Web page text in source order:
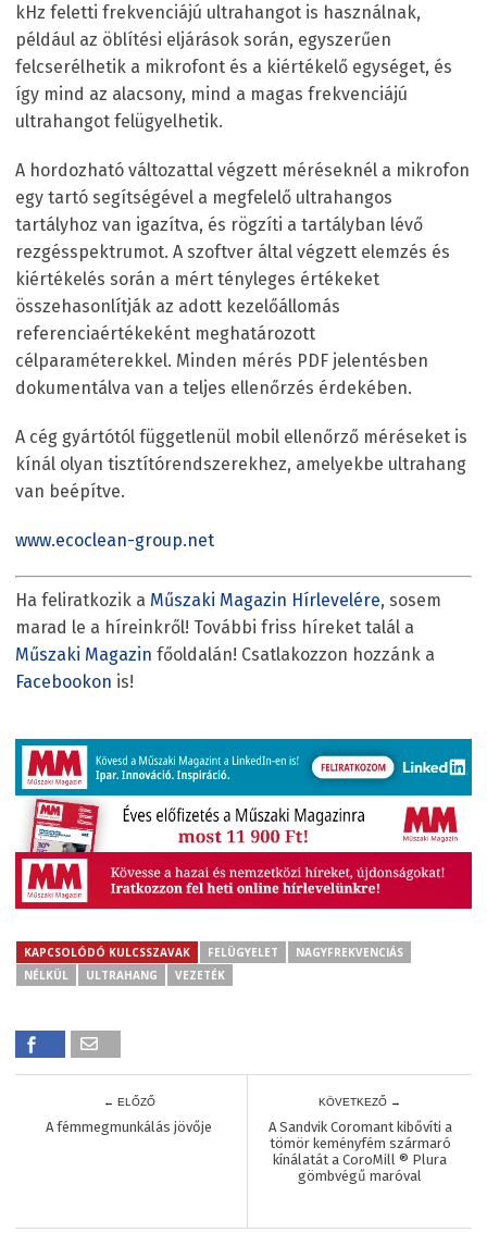
kHz feletti frekvenciájú ultrahangot is használnak,
például az öblítési eljárások során, egyszerűen
felcserélhetik a mikrofont és a kiértékelő egységet, és
így mind az alacsony, mind a magas frekvenciájú
ultrahangot felügyelhetik.
A hordozható változattal végzett méréseknél a mikrofon
egy tartó segítségével a megfelelő ultrahangos
tartályhoz van igazítva, és rögzíti a tartályban lévő
rezgésspektrumot. A szoftver által végzett elemzés és
kiértékelés során a mért tényleges értékeket
összehasonlítják az adott kezelőállomás
referenciaértékeként meghatározott
célparaméterekkel. Minden mérés PDF jelentésben
dokumentálva van a teljes ellenőrzés érdekében.
A cég gyártótól függetlenül mobil ellenőrző méréseket is
kínál olyan tisztítórendszerekhez, amelyekbe ultrahang
van beépítve.
www.ecoclean-group.net
Ha feliratkozik a Műszaki Magazin Hírlevelére, sosem
marad le a híreinkről! További friss híreket talál a
Műszaki Magazin főoldalán! Csatlakozzon hozzánk a
Facebookon is!
KAPCSOLÓDÓ KULCSSZAVAK FELÜGYELET
NAGYFREKVENCIÁS
NÉLKÜL
ULTRAHANG VEZETÉK
← ELŐZŐ
A fémmegmunkálás jövője
KÖVETKEZŐ →
A Sandvik Coromant kibővíti a
tömör keményfém szármaró
kínálatát a CoroMill ® Plura
gömbvégű maróval